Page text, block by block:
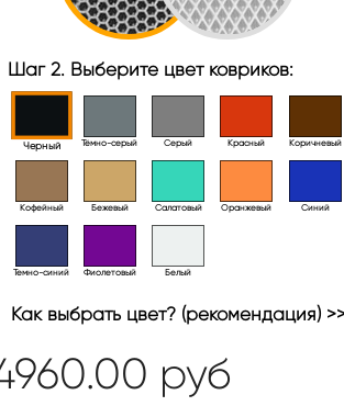
Шаг 2. Выберите цвет ковриков:
Черный Тёмно-серый Серый Красный Коричневый
Кофейный Бежевый Салатовый Оранжевый Синий
Темно-синий Фиолетовый Белый
Как выбрать цвет? (рекомендация)
руб